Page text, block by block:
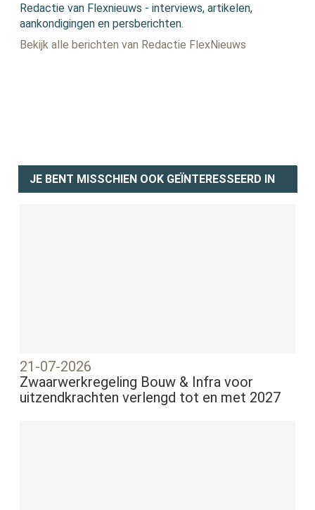
Redactie van Flexnieuws - interviews, artikelen,
aankondigingen en persberichten.
Bekijk alle berichten van Redactie FlexNieuws
JE BENT MISSCHIEN OOK GEÏNTERESSEERD IN
21-07-2026
Zwaarwerkregeling Bouw & Infra voor
uitzendkrachten verlengd tot en met 2027